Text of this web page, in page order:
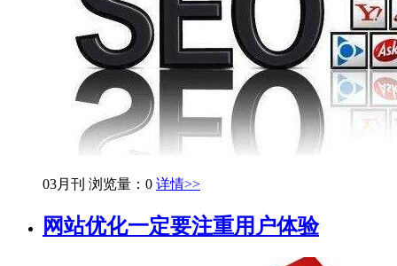
03月刊 浏览量：0 详情>>
网站优化一定要注重用户体验